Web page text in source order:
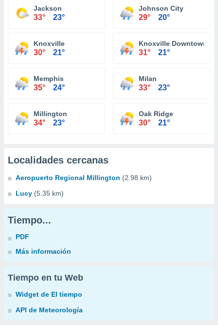
Jackson
33° 23°
Johnson City
29° 20°
Knoxville
30° 21°
Knoxville Downtown
31° 21°
Memphis
35° 24°
Milan
33° 23°
Millington
34° 23°
Oak Ridge
30° 21°
Localidades cercanas
Aeropuerto Regional Millington (2.98 km)
Lucy (5.35 km)
Tiempo...
PDF
Más información
Tiempo en tu Web
Widget de El tiempo
API de Meteorología